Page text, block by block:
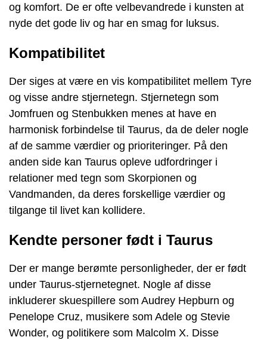
og komfort. De er ofte velbevandrede i kunsten at
nyde det gode liv og har en smag for luksus.
Kompatibilitet
Der siges at være en vis kompatibilitet mellem Tyre
og visse andre stjernetegn. Stjernetegn som
Jomfruen og Stenbukken menes at have en
harmonisk forbindelse til Taurus, da de deler nogle
af de samme værdier og prioriteringer. På den
anden side kan Taurus opleve udfordringer i
relationer med tegn som Skorpionen og
Vandmanden, da deres forskellige værdier og
tilgange til livet kan kollidere.
Kendte personer født i Taurus
Der er mange berømte personligheder, der er født
under Taurus-stjernetegnet. Nogle af disse
inkluderer skuespillere som Audrey Hepburn og
Penelope Cruz, musikere som Adele og Stevie
Wonder, og politikere som Malcolm X. Disse